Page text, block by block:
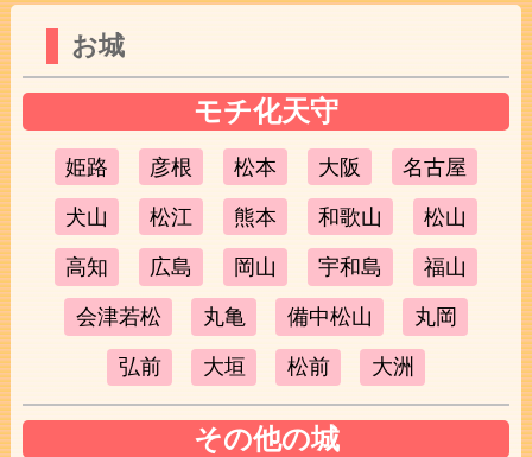
お城
モチ化天守
姫路 彦根 松本 大阪 名古屋
犬山 松江 熊本 和歌山 松山
高知 広島 岡山 宇和島 福山
会津若松 丸亀 備中松山 丸岡
弘前 大垣 松前 大洲
その他の城